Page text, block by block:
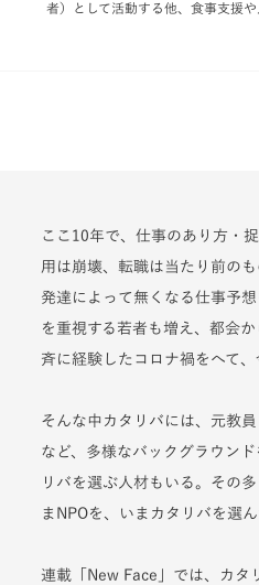
者）として活動する他、食事支援
ここ10年で、仕事のあり方・
用は崩壊、転職は当たり前の
発達によって無くなる仕事予
を重視する若者も増え、都会
斉に経験したコロナ禍をへて
そんな中カタリバには、元教
など、多様なバックグラウン
リバを選ぶ人材もいる。その
まNPOを、いまカタリバを選ん
連載「New Face」では、カタ